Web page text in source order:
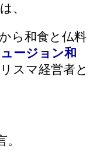
、
ら和食と仏料
ージョン和
スマ経営者と